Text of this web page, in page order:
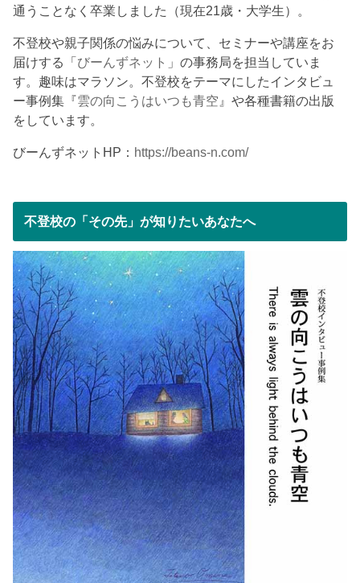
通うことなく卒業しました（現在21歳・大学生）。
不登校や親子関係の悩みについて、セミナーや講座をお
届けする「びーんずネット 」の事務局を担当していま
す。趣味はマラソン。不登校をテーマにしたインタビュ
ー事例集『雲の向こうはいつも青空 』や各種書籍の出版
をしています。
びーんずネットHP： https://beans-n.com/
不登校の「その先」が知りたいあなたへ